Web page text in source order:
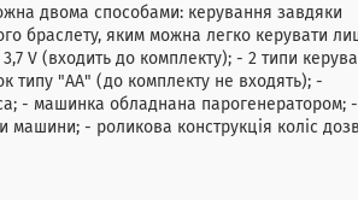
двома способами: керування завдяки
браслету, яким можна легко керувати
V (входить до комплекту); - 2 типи
типу "АА" (до комплекту не входять); -
- машинка обладнана парогенератором; -
машини; - роликова конструкція коліс